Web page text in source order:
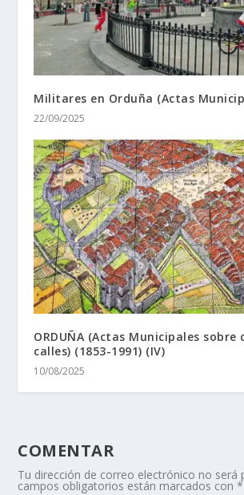
Militares en Orduña (Actas
22/09/2025
ORDUÑA (Actas Municipales sobre
calles) (1853-1991) (IV)
10/08/2025
COMENTAR
Tu dirección de correo electrónico no será
campos obligatorios están marcados con*